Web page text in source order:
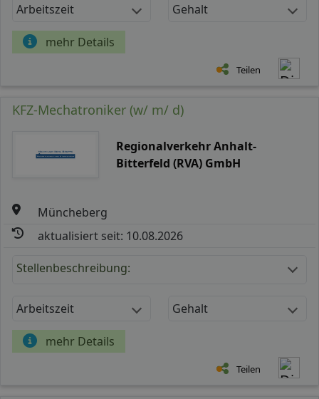
Arbeitszeit Gehalt
mehr Details
Teilen
KFZ-Mechatroniker (w/ m/ d)
Regionalverkehr Anhalt-
Bitterfeld (RVA) GmbH
Müncheberg
aktualisiert seit: 10.08.2026
Stellenbeschreibung:
Arbeitszeit Gehalt
mehr Details
Teilen